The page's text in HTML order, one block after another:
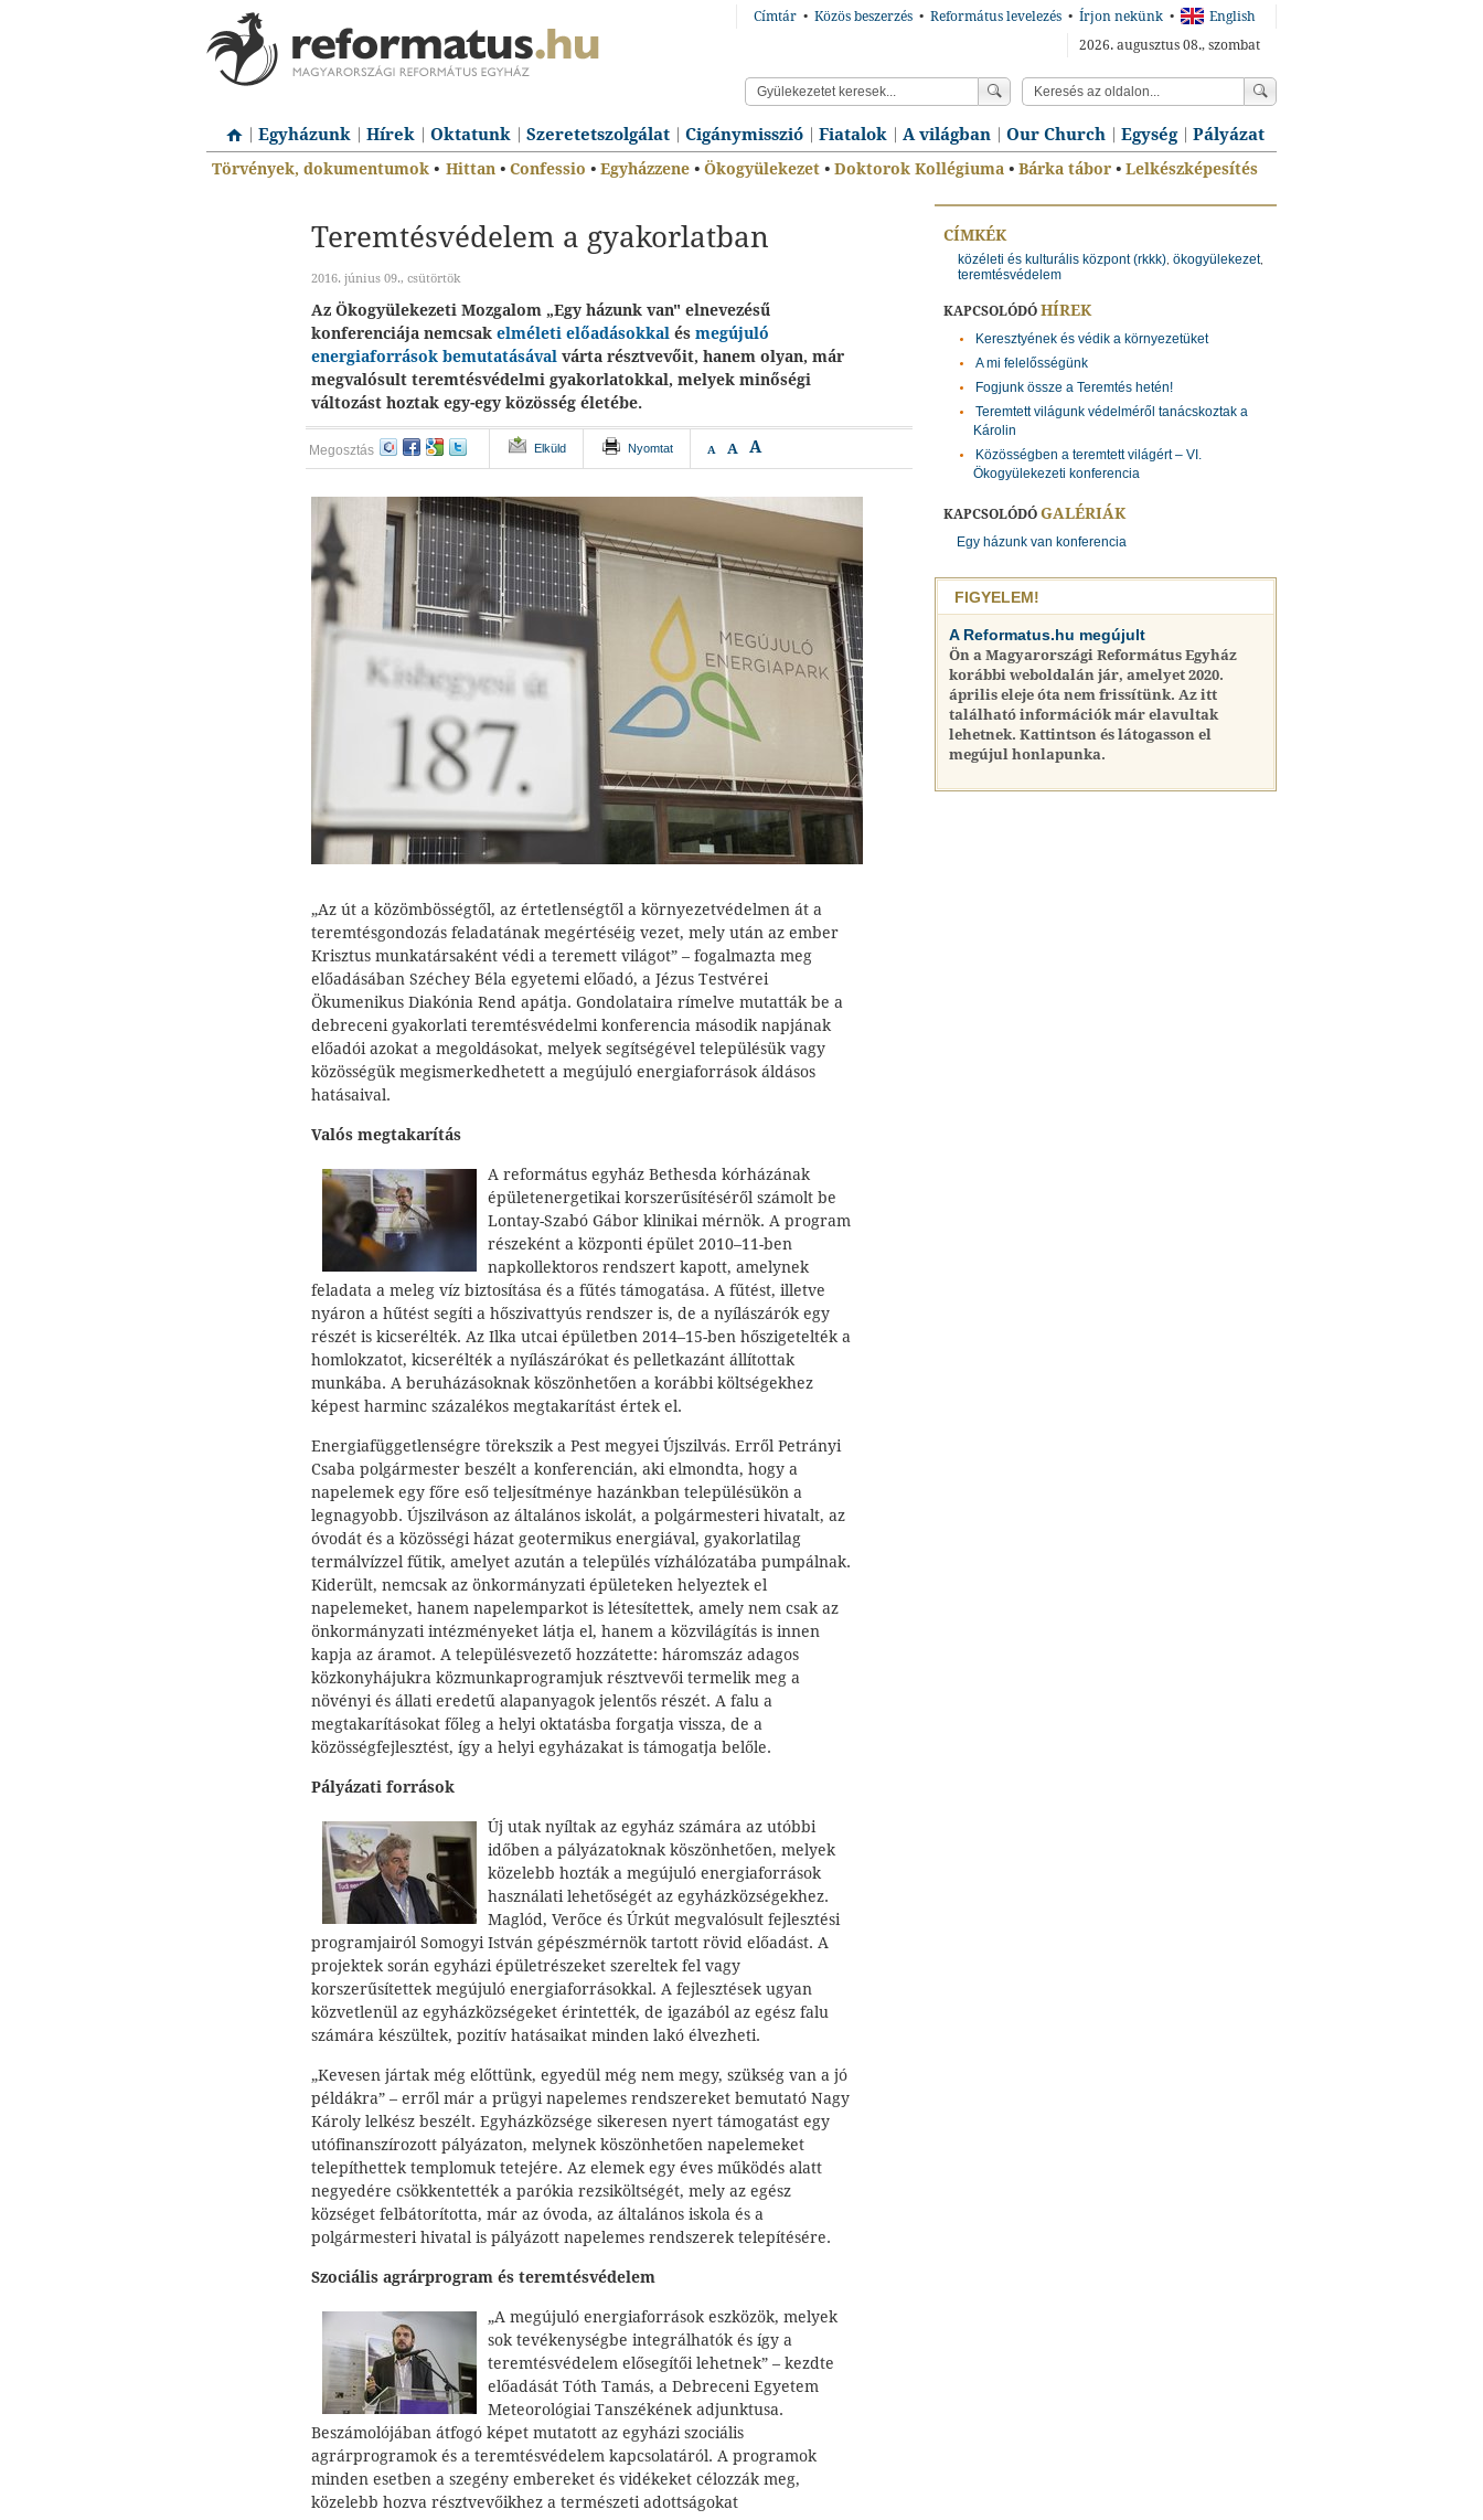
Címtár • Közös beszerzés • Református levelezés • Írjon nekünk •
English
2026. augusztus 08., szombat
Egyházunk Hírek Oktatunk Szeretetszolgálat Cigánymisszió Fiatalok A világban Our Church Egység Pályázat
Törvények, dokumentumok • Hittan • Confessio • Egyházzene • Ökogyülekezet • Doktorok Kollégiuma • Bárka tábor • Lelkészképesítés
Teremtésvédelem a gyakorlatban
2016. június 09., csütörtök
Az Ökogyülekezeti Mozgalom „Egy házunk van" elnevezésű
konferenciája nemcsak elméleti előadásokkal és megújuló
energiaforrások bemutatásával várta résztvevőit, hanem olyan, már
megvalósult teremtésvédelmi gyakorlatokkal, melyek minőségi
változást hoztak egy-egy közösség életébe.
Megosztás Elküld Nyomtat A A A
„Az út a közömbösségtől, az értetlenségtől a környezetvédelmen át a
teremtésgondozás feladatának megértéséig vezet, mely után az ember
Krisztus munkatársaként védi a teremett világot” – fogalmazta meg
előadásában Széchey Béla egyetemi előadó, a Jézus Testvérei
Ökumenikus Diakónia Rend apátja. Gondolataira rímelve mutatták be a
debreceni gyakorlati teremtésvédelmi konferencia második napjának
előadói azokat a megoldásokat, melyek segítségével településük vagy
közösségük megismerkedhetett a megújuló energiaforrások áldásos
hatásaival.
Valós megtakarítás
A református egyház Bethesda kórházának
épületenergetikai korszerűsítéséről számolt be
Lontay-Szabó Gábor klinikai mérnök. A program
részeként a központi épület 2010–11-ben
napkollektoros rendszert kapott, amelynek
feladata a meleg víz biztosítása és a fűtés támogatása. A fűtést, illetve
nyáron a hűtést segíti a hőszivattyús rendszer is, de a nyílászárók egy
részét is kicserélték. Az Ilka utcai épületben 2014–15-ben hőszigetelték a
homlokzatot, kicserélték a nyílászárókat és pelletkazánt állítottak
munkába. A beruházásoknak köszönhetően a korábbi költségekhez
képest harminc százalékos megtakarítást értek el.
Energiafüggetlenségre törekszik a Pest megyei Újszilvás. Erről Petrányi
Csaba polgármester beszélt a konferencián, aki elmondta, hogy a
napelemek egy főre eső teljesítménye hazánkban településükön a
legnagyobb. Újszilváson az általános iskolát, a polgármesteri hivatalt, az
óvodát és a közösségi házat geotermikus energiával, gyakorlatilag
termálvízzel fűtik, amelyet azután a település vízhálózatába pumpálnak.
Kiderült, nemcsak az önkormányzati épületeken helyeztek el
napelemeket, hanem napelemparkot is létesítettek, amely nem csak az
önkormányzati intézményeket látja el, hanem a közvilágítás is innen
kapja az áramot. A településvezető hozzátette: háromszáz adagos
közkonyhájukra közmunkaprogramjuk résztvevői termelik meg a
növényi és állati eredetű alapanyagok jelentős részét. A falu a
megtakarításokat főleg a helyi oktatásba forgatja vissza, de a
közösségfejlesztést, így a helyi egyházakat is támogatja belőle.
Pályázati források
Új utak nyíltak az egyház számára az utóbbi
időben a pályázatoknak köszönhetően, melyek
közelebb hozták a megújuló energiaforrások
használati lehetőségét az egyházközségekhez.
Maglód, Verőce és Úrkút megvalósult fejlesztési
programjairól Somogyi István gépészmérnök tartott rövid előadást. A
projektek során egyházi épületrészeket szereltek fel vagy
korszerűsítettek megújuló energiaforrásokkal. A fejlesztések ugyan
közvetlenül az egyházközségeket érintették, de igazából az egész falu
számára készültek, pozitív hatásaikat minden lakó élvezheti.
„Kevesen jártak még előttünk, egyedül még nem megy, szükség van a jó
példákra” – erről már a prügyi napelemes rendszereket bemutató Nagy
Károly lelkész beszélt. Egyházközsége sikeresen nyert támogatást egy
utófinanszírozott pályázaton, melynek köszönhetően napelemeket
telepíthettek templomuk tetejére. Az elemek egy éves működés alatt
negyedére csökkentették a parókia rezsiköltségét, mely az egész
községet felbátorította, már az óvoda, az általános iskola és a
polgármesteri hivatal is pályázott napelemes rendszerek telepítésére.
Szociális agrárprogram és teremtésvédelem
„A megújuló energiaforrások eszközök, melyek
sok tevékenységbe integrálhatók és így a
teremtésvédelem elősegítői lehetnek” – kezdte
előadását Tóth Tamás, a Debreceni Egyetem
Meteorológiai Tanszékének adjunktusa.
Beszámolójában átfogó képet mutatott az egyházi szociális
agrárprogramok és a teremtésvédelem kapcsolatáról. A programok
minden esetben a szegény embereket és vidékeket célozzák meg,
közelebb hozva résztvevőikhez a természeti adottságokat
CÍMKÉK
közéleti és kulturális központ (rkkk), ökogyülekezet,
teremtésvédelem
KAPCSOLÓDÓ HÍREK
Keresztyének és védik a környezetüket
A mi felelősségünk
Fogjunk össze a Teremtés hetén!
Teremtett világunk védelméről tanácskoztak a
Károlin
Közösségben a teremtett világért – VI.
Ökogyülekezeti konferencia
KAPCSOLÓDÓ GALÉRIÁK
Egy házunk van konferencia
FIGYELEM!
A Reformatus.hu megújult
Ön a Magyarországi Református Egyház
korábbi weboldalán jár, amelyet 2020.
április eleje óta nem frissítünk. Az itt
található információk már elavultak
lehetnek. Kattintson és látogasson el
megújul honlapunka.